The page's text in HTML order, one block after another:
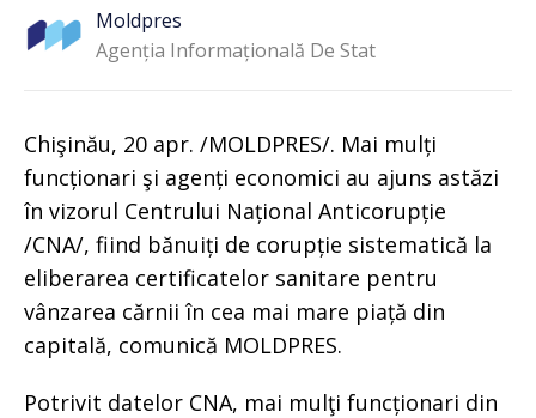
Moldpres
Agenția Informațională De Stat
Chişinău, 20 apr. /MOLDPRES/. Mai mulți
funcționari şi agenți economici au ajuns astăzi
în vizorul Centrului Național Anticorupție
/CNA/, fiind bănuiți de corupție sistematică la
eliberarea certificatelor sanitare pentru
vânzarea cărnii în cea mai mare piață din
capitală, comunică MOLDPRES.
Potrivit datelor CNA, mai mulţi funcționari din